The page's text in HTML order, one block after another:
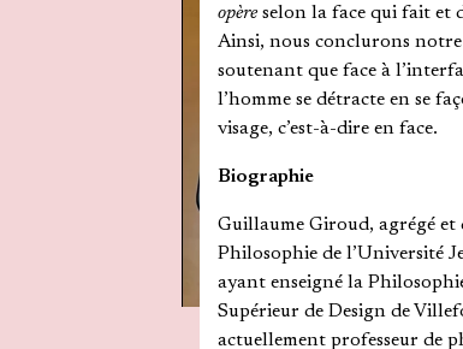
opèreselon la face qui fait et
Ainsi, nous conclurons
soutenant que face à
l’homme se détracte en se
visage, c’est-à-dire en face.
Biographie
Guillaume Giroud, agrégé et
Philosophie de l’Université
ayant enseigné la
Supérieur de Design de
actuellement professeur de